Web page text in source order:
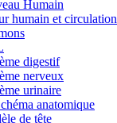
Humain
humain et circulation
digestif
nerveux
urinaire
anatomique
de tête